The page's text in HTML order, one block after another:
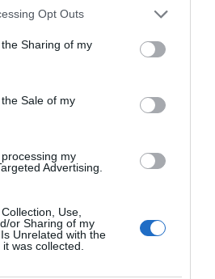
app uses one or more Google
usage behaviour. You may click to
Google and its third-party tags to
purposes in below Google
Opt Outs
Sharing of my
Sale of my
my
Advertising.
Use,
or Sharing of my
Unrelated with the
was collected.
Következő bejegyzés